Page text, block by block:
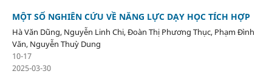
MỘT SỐ NGHIÊN CỨU VỀ NĂNG LỰC DẠY HỌC TÍCH HỢP
Hà Văn Dũng, Nguyễn Linh Chi, Đoàn Thị Phương Thục, Phạm Đình
Văn, Nguyễn Thuỳ Dung
10-17
2025-03-30